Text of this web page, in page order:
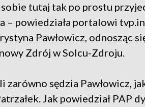
tutaj tak po prostu
– powiedziała portalowi
Pawłowicz, odnosząc
Zdrój w Solcu-Zdroju.
zarówno sędzia Pawłowicz,
Jak powiedział PAP